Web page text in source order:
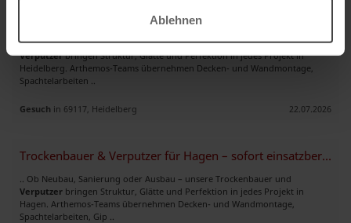
Ablehnen
.. Ob Neubau, Sanierung oder Ausbau – unsere Trockenbauer und
Verputzerbringen Struktur, Glätte und Perfektion in jedes Projekt in
Heidelberg. Arthemos-Teams übernehmen Decken- und Wandmontage,
Spachtelarbeiten ..
Gesuch in 69117, Heidelberg 22.07.2026
Trockenbauer & Verputzer für Hagen – sofort einsatzbereit
.. Ob Neubau, Sanierung oder Ausbau – unsere Trockenbauer und
Verputzer bringen Struktur, Glätte und Perfektion in jedes Projekt in
Hagen. Arthemos-Teams übernehmen Decken- und Wandmontage,
Spachtelarbeiten, Gip ..